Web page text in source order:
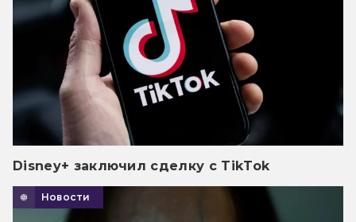
Disney+ заключил сделку с TikTok
Новости